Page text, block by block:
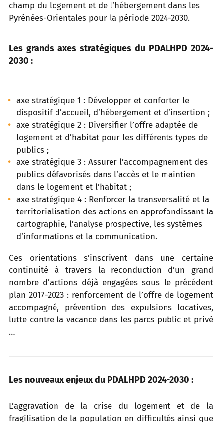
champ du logement et de l’hébergement dans les
Pyrénées-Orientales pour la période 2024-2030.
Les grands axes stratégiques du PDALHPD 2024-
2030 :
axe stratégique 1 : Développer et conforter le
dispositif d’accueil, d’hébergement et d’insertion ;
axe stratégique 2 : Diversifier l’offre adaptée de
logement et d’habitat pour les différents types de
publics ;
axe stratégique 3 : Assurer l’accompagnement des
publics défavorisés dans l’accès et le maintien
dans le logement et l’habitat ;
axe stratégique 4 : Renforcer la transversalité et la
territorialisation des actions en approfondissant la
cartographie, l’analyse prospective, les systèmes
d’informations et la communication.
Ces orientations s’inscrivent dans une certaine
continuité à travers la reconduction d’un grand
nombre d’actions déjà engagées sous le précédent
plan 2017-2023 : renforcement de l’offre de logement
accompagné, prévention des expulsions locatives,
lutte contre la vacance dans les parcs public et privé
…
Les nouveaux enjeux du PDALHPD 2024-2030 :
L’aggravation de la crise du logement et de la
fragilisation de la population en difficultés ainsi que